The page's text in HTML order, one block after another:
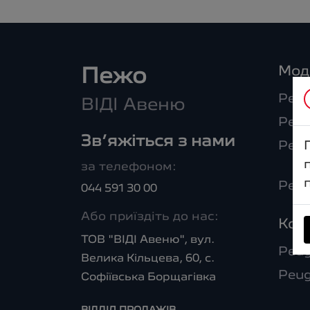
Пежо
ВІДІ Авеню
Зв’яжіться з нами
за телефоном:
044 591 30 00
Або приїздіть до нас:
ТОВ "ВІДІ Авеню", вул.
Велика Кільцева, 60, с.
Софіївська Борщагівка